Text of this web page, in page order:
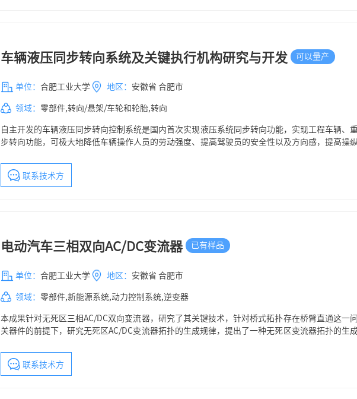
车辆液压同步转向系统及关键执行机构研究与开发 可以量产
单位： 合肥工业大学 地区： 安徽省 合肥市
领域： 零部件,转向/悬架/车轮和轮胎,转向
自主开发的车辆液压同步转向控制系统是国内首次实现液压系统同步转向功能，实现工程车辆、
步转向功能，可极大地降低车辆操作人员的劳动强度、提高驾驶员的安全性以及方向感，提高操
联系技术方
电动汽车三相双向AC/DC变流器 已有样品
单位： 合肥工业大学 地区： 安徽省 合肥市
领域： 零部件,新能源系统,动力控制系统,逆变器
本成果针对无死区三相AC/DC双向变流器，研究了其关键技术，针对桥式拓扑存在桥臂直通这一
关器件的前提下，研究无死区AC/DC变流器拓扑的生成规律，提出了一种无死区变流器拓扑的生
联系技术方